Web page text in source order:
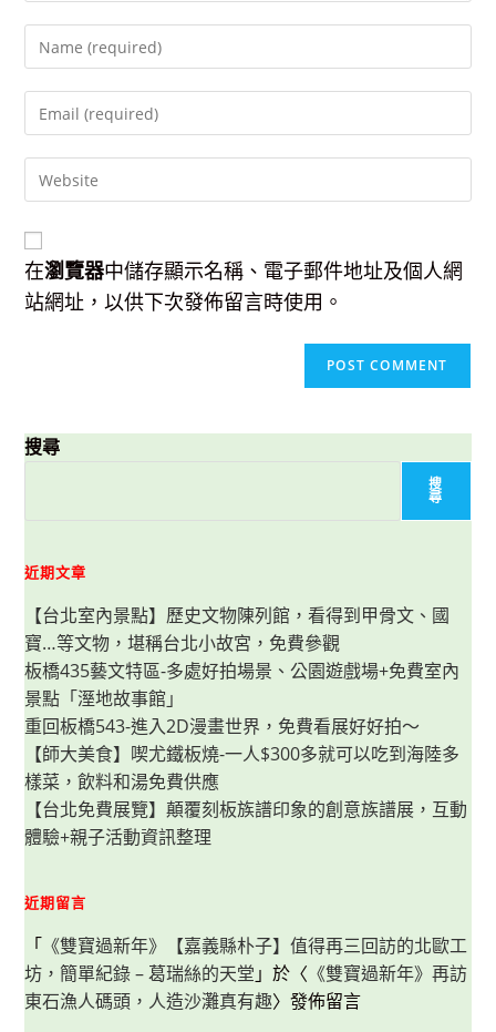
your
username
to
comment
your
address
toyour
(optional)
在瀏覽器中儲存顯示名稱、電子郵件地址及個人網
站網址，以供下次發佈留言時使用。
搜尋
搜
尋
近期文章
【台北室內景點】歷史文物陳列館，看得到甲骨文、國
寶…等文物，堪稱台北小故宮，免費參觀
板橋435藝文特區-多處好拍場景、公園遊戲場+免費室內
景點「溼地故事館」
重回板橋543-進入2D漫畫世界，免費看展好好拍～
【師大美食】喫尤鐵板燒-一人$300多就可以吃到海陸多
樣菜，飲料和湯免費供應
【台北免費展覽】顛覆刻板族譜印象的創意族譜展，互動
體驗+親子活動資訊整理
近期留言
「 《雙寶過新年》【嘉義縣朴子】值得再三回訪的北歐工
坊，簡單紀錄 – 葛瑞絲的天堂 」於〈 《雙寶過新年》再訪
東石漁人碼頭，人造沙灘真有趣〉發佈留言